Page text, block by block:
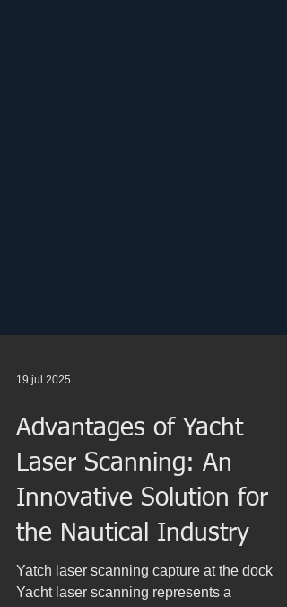
Advantages of Yacht
Laser Scanning: An
Innovative Solution for
Yatch laser scanning capture at the dock